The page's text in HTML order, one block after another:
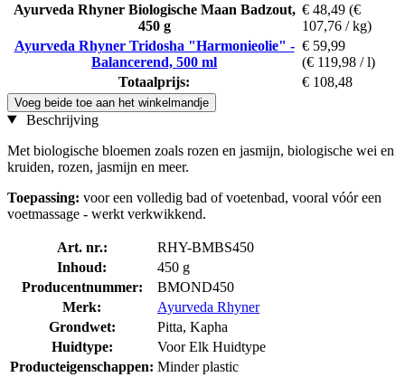
Ayurveda Rhyner Biologische Maan Badzout,
450 g
€ 48,49 (€
107,76 / kg)
Ayurveda Rhyner Tridosha "Harmonieolie" -
Balancerend, 500 ml
€ 59,99
(€ 119,98 / l)
Totaalprijs:
€ 108,48
Voeg beide toe aan het winkelmandje
Beschrijving
Met biologische bloemen zoals rozen en jasmijn, biologische wei en
kruiden, rozen, jasmijn en meer.
Toepassing: voor een volledig bad of voetenbad, vooral vóór een
voetmassage - werkt verkwikkend.
Art. nr.:
RHY-BMBS450
Inhoud:
450 g
Producentnummer:
BMOND450
Merk:
Ayurveda Rhyner
Grondwet:
Pitta, Kapha
Huidtype:
Voor Elk Huidtype
Producteigenschappen: Minder plastic